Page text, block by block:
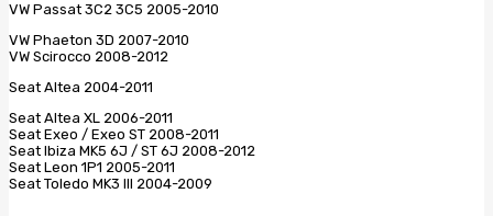
VW Passat 3C2 3C5 2005-2010
VW Phaeton 3D 2007-2010
VW Scirocco 2008-2012
Seat Altea 2004-2011
Seat Altea XL 2006-2011
Seat Exeo / Exeo ST 2008-2011
Seat Ibiza MK5 6J / ST 6J 2008-2012
Seat Leon 1P1 2005-2011
Seat Toledo MK3 III 2004-2009